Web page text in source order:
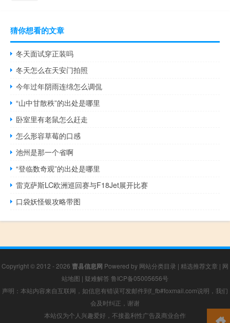
猜你想看的文章
冬天面试穿正装吗
冬天怎么在天安门拍照
今年过年阴雨连绵怎么调侃
“山中甘散秩”的出处是哪里
卧室里有老鼠怎么赶走
怎么形容草莓的口感
池州是那一个省啊
“登临数奇观”的出处是哪里
雷克萨斯LC欧洲巡回赛与F18Jet展开比赛
口袋妖怪银攻略带图
Copyright © 2012 - 2026 曹县信息网 Powered by 网站分类目录 | 精选推荐文章 | 网
站地图 | 疑难解答 鲁ICP备05005656号
声明：本站内容来自互联网，如信息有错误可发邮件到f_fb#foxmail.com说明，我们
会及时纠正，谢谢
本站仅为个人兴趣爱好，不接盈利性广告及商业合作